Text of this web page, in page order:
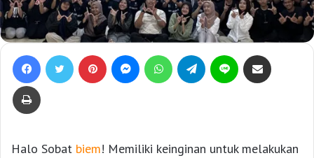
Halo Sobat biem! Memiliki keinginan untuk melakukan